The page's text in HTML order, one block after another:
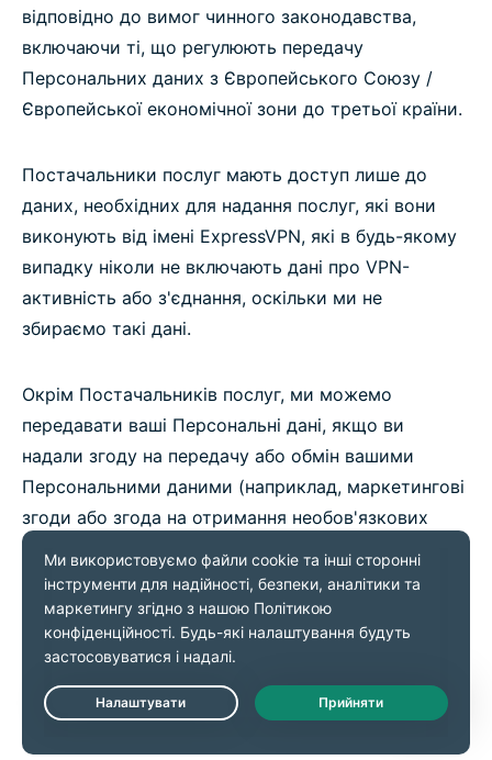
відповідно до вимог чинного законодавства,
включаючи ті, що регулюють передачу
Персональних даних з Європейського Союзу /
Європейської економічної зони до третьої країни.
Постачальники послуг мають доступ лише до
даних, необхідних для надання послуг, які вони
виконують від імені ExpressVPN, які в будь-якому
випадку ніколи не включають дані про VPN-
активність або з'єднання, оскільки ми не
збираємо такі дані.
Окрім Постачальників послуг, ми можемо
передавати ваші Персональні дані, якщо ви
надали згоду на передачу або обмін вашими
Персональними даними (наприклад, маркетингові
згоди або згода на отримання необов'язкових
додаткових послуг або функцій).
Дані Keys
Ми збираємо та зберігаємо Дані Keys лише якщо
Live Chat